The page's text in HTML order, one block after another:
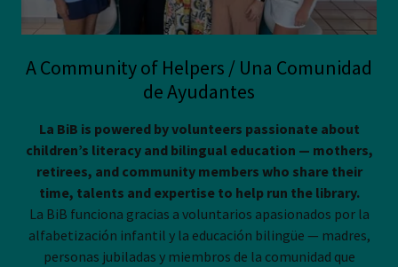
A Community of Helpers / Una Comunidad
de Ayudantes
La BiB is powered by volunteers passionate about
children’s literacy and bilingual education — mothers,
retirees, and community members who share their
time, talents and expertise to help run the library.
La BiB funciona gracias a voluntarios apasionados por la
alfabetización infantil y la educación bilingüe — madres,
personas jubiladas y miembros de la comunidad que